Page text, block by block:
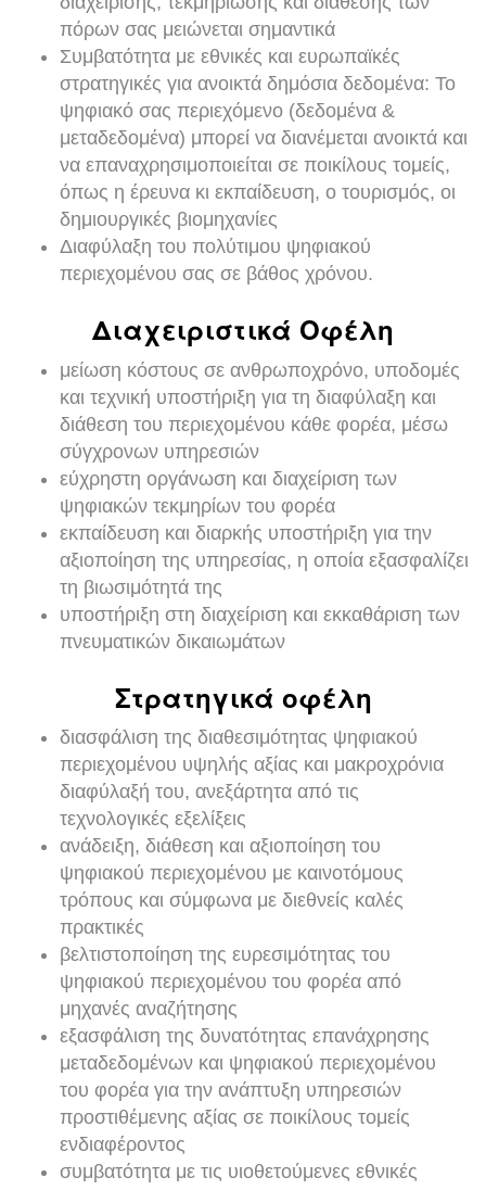
πόρων σας μειώνεται σημαντικά
Συμβατότητα με εθνικές και ευρωπαϊκές
στρατηγικές για ανοικτά δημόσια δεδομένα: Το
ψηφιακό σας περιεχόμενο (δεδομένα &
μεταδεδομένα) μπορεί να διανέμεται ανοικτά και
να επαναχρησιμοποιείται σε ποικίλους τομείς,
όπως η έρευνα κι εκπαίδευση, ο τουρισμός, οι
δημιουργικές βιομηχανίες
Διαφύλαξη του πολύτιμου ψηφιακού
περιεχομένου σας σε βάθος χρόνου.
Διαχειριστικά Οφέλη
μείωση κόστους σε ανθρωποχρόνο, υποδομές
και τεχνική υποστήριξη για τη διαφύλαξη και
διάθεση του περιεχομένου κάθε φορέα, μέσω
σύγχρονων υπηρεσιών
εύχρηστη οργάνωση και διαχείριση των
ψηφιακών τεκμηρίων του φορέα
εκπαίδευση και διαρκής υποστήριξη για την
αξιοποίηση της υπηρεσίας, η οποία εξασφαλίζει
τη βιωσιμότητά της
υποστήριξη στη διαχείριση και εκκαθάριση των
πνευματικών δικαιωμάτων
Στρατηγικά οφέλη
διασφάλιση της διαθεσιμότητας ψηφιακού
περιεχομένου υψηλής αξίας και μακροχρόνια
διαφύλαξή του, ανεξάρτητα από τις
τεχνολογικές εξελίξεις
ανάδειξη, διάθεση και αξιοποίηση του
ψηφιακού περιεχομένου με καινοτόμους
τρόπους και σύμφωνα με διεθνείς καλές
πρακτικές
βελτιστοποίηση της ευρεσιμότητας του
ψηφιακού περιεχομένου του φορέα από
μηχανές αναζήτησης
εξασφάλιση της δυνατότητας επανάχρησης
μεταδεδομένων και ψηφιακού περιεχομένου
του φορέα για την ανάπτυξη υπηρεσιών
προστιθέμενης αξίας σε ποικίλους τομείς
ενδιαφέροντος
συμβατότητα με τις υιοθετούμενες εθνικές